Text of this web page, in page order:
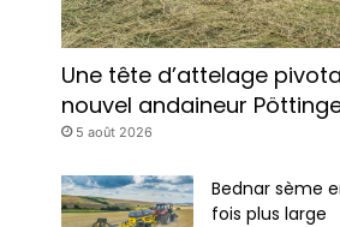
Une tête d’attelage
nouvel andaineur
5 août 2026
Bednar sème
fois plus large